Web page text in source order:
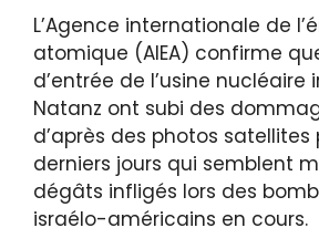
L’Agence internationale de
atomique (AIEA) confirme
d’entrée de l’usine nucléaire
Natanz ont subi des
d’après des photos satellites
derniers jours qui semblent
dégâts infligés lors des
israélo-américains en cours.